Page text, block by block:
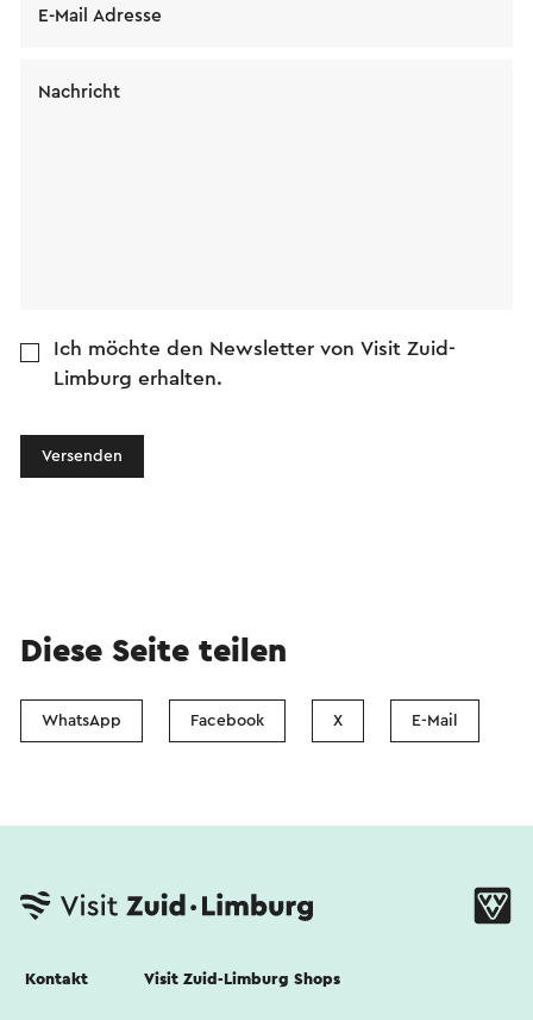
E-Mail Adresse
Nachricht
Ich möchte den Newsletter von Visit Zuid-
Limburg erhalten.
Versenden
Diese Seite teilen
WhatsApp Facebook X E-Mail
Kontakt Visit Zuid-Limburg Shops